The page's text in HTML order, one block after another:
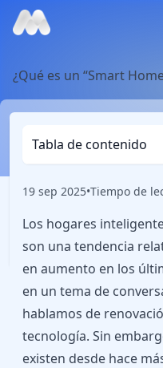
¿Qué es un “Smart
Tabla de contenido
19 sep 2025•Tiempo de
Los hogares
son una tendencia
en aumento en los
en un tema de
hablamos de
tecnología. Sin
existen desde hace